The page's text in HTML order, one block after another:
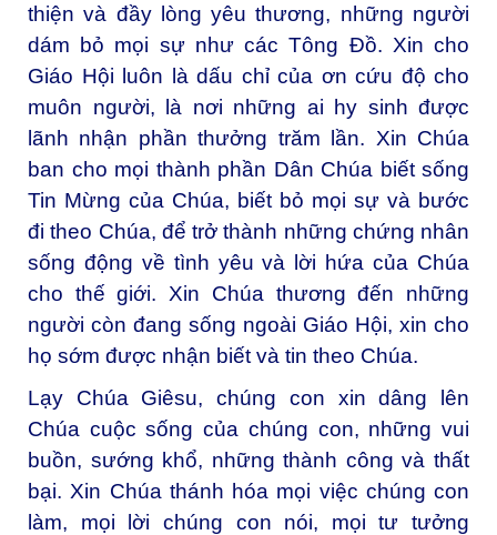
thiện và đầy lòng yêu thương, những người
dám bỏ mọi sự như các Tông Đồ. Xin cho
Giáo Hội luôn là dấu chỉ của ơn cứu độ cho
muôn người, là nơi những ai hy sinh được
lãnh nhận phần thưởng trăm lần. Xin Chúa
ban cho mọi thành phần Dân Chúa biết sống
Tin Mừng của Chúa, biết bỏ mọi sự và bước
đi theo Chúa, để trở thành những chứng nhân
sống động về tình yêu và lời hứa của Chúa
cho thế giới. Xin Chúa thương đến những
người còn đang sống ngoài Giáo Hội, xin cho
họ sớm được nhận biết và tin theo Chúa.
Lạy Chúa Giêsu, chúng con xin dâng lên
Chúa cuộc sống của chúng con, những vui
buồn, sướng khổ, những thành công và thất
bại. Xin Chúa thánh hóa mọi việc chúng con
làm, mọi lời chúng con nói, mọi tư tưởng